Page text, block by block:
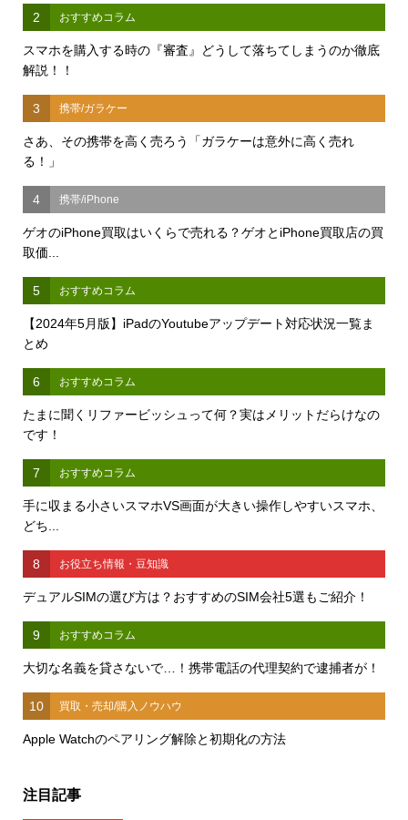
2 おすすめコラム
スマホを購入する時の『審査』どうして落ちてしまうのか徹底
解説！！
3 携帯/ガラケー
さあ、その携帯を高く売ろう「ガラケーは意外に高く売れ
る！」
4 携帯/iPhone
ゲオのiPhone買取はいくらで売れる？ゲオとiPhone買取店の買
取価...
5 おすすめコラム
【2024年5月版】iPadのYoutubeアップデート対応状況一覧ま
とめ
6 おすすめコラム
たまに聞くリファービッシュって何？実はメリットだらけなの
です！
7 おすすめコラム
手に収まる小さいスマホVS画面が大きい操作しやすいスマホ、
どち...
8 お役立ち情報・豆知識
デュアルSIMの選び方は？おすすめのSIM会社5選もご紹介！
9 おすすめコラム
大切な名義を貸さないで…！携帯電話の代理契約で逮捕者が！
10 買取・売却/購入ノウハウ
Apple Watchのペアリング解除と初期化の方法
注目記事